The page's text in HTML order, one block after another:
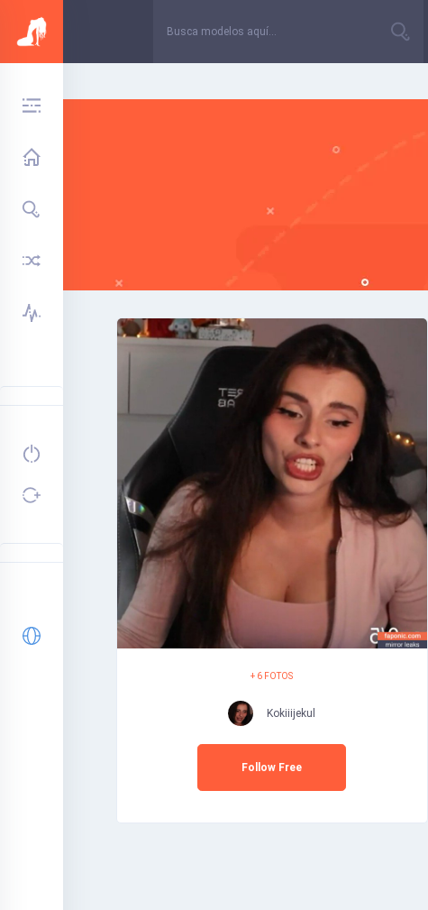
+ 6 FOTOS
Kokiiijekul
Follow Free